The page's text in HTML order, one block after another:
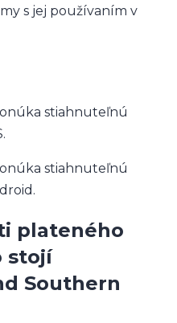
s jej používaním v
stiahnuteľnú
stiahnuteľnú
plateného
stojí
Southern